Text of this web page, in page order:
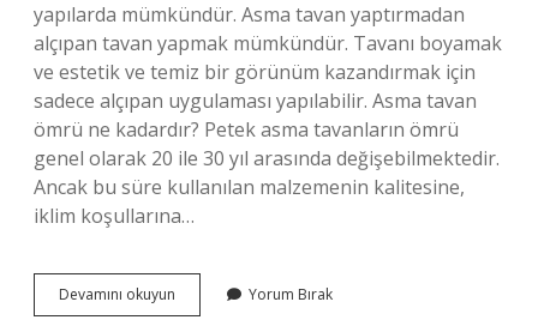
yapılarda mümkündür. Asma tavan yaptırmadan
alçıpan tavan yapmak mümkündür. Tavanı boyamak
ve estetik ve temiz bir görünüm kazandırmak için
sadece alçıpan uygulaması yapılabilir. Asma tavan
ömrü ne kadardır? Petek asma tavanların ömrü
genel olarak 20 ile 30 yıl arasında değişebilmektedir.
Ancak bu süre kullanılan malzemenin kalitesine,
iklim koşullarına…
Devamını okuyun
Tavan
Yorum Bırak